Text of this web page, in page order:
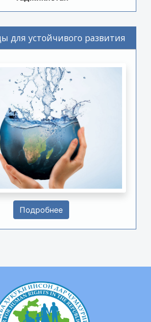
для устойчивого развития
Подробнее